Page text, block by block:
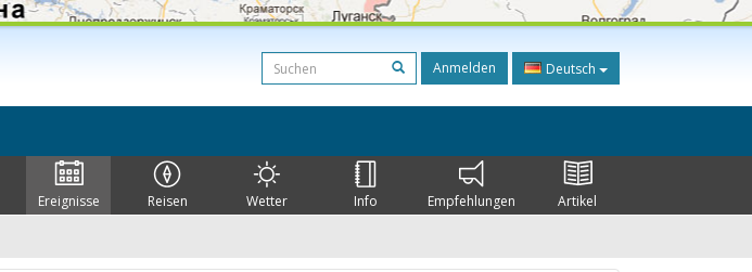
Anmelden Deutsch
Ereignisse Reisen Wetter Info Empfehlungen Artikel